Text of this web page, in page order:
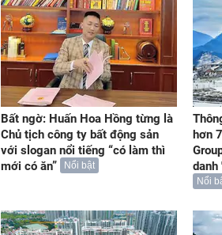
Bất ngờ: Huấn Hoa Hồng từng là
Chủ tịch công ty bất động sản
với slogan nổi tiếng “có làm thì
mới có ăn”
Nổi bật
hơn
danh
Nổi